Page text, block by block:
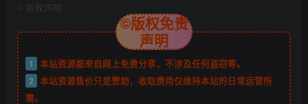
版权声明
©版权免责
声明
1
本站资源都来自网上免费分享，不涉及任何盗窃等。
2 本站资源售价只是赞助，收取费用仅维持本站的日常运营所
需。